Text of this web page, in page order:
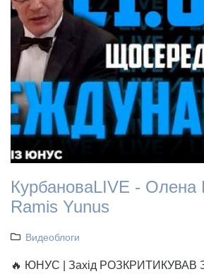
КурбановаLIVE - Олена
Ramis Yunus
Видеоблоги
🔥 ЮНУС | Захід РОЗКРИТИКУВАВ